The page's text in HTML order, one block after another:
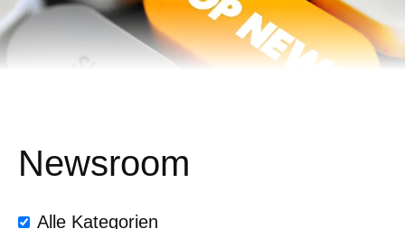
Newsroom
Alle Kategorien